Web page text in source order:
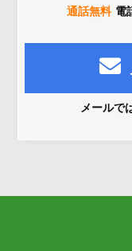
通話無料 電
メールで